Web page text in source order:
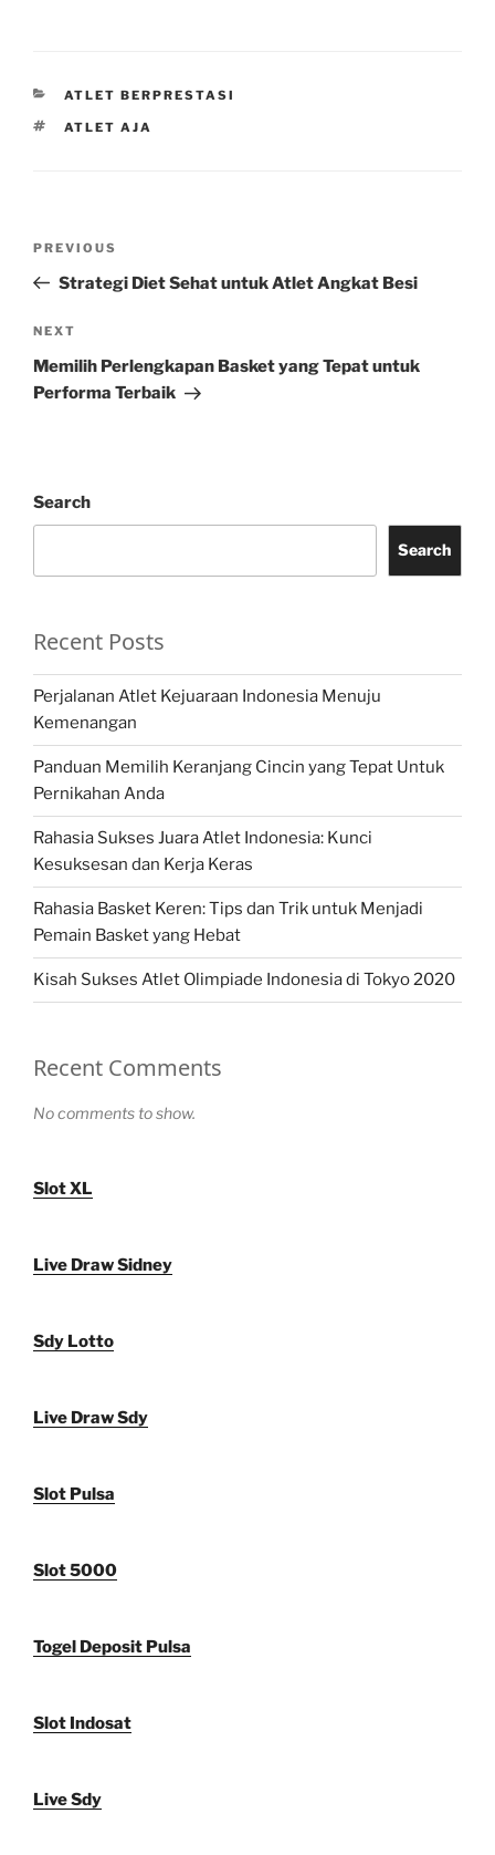
CATEGORIES
ATLET BERPRESTASI
TAGS
ATLET AJA
Previous
Post
PREVIOUS
Strategi Diet Sehat untuk Atlet Angkat Besi
Next
Post
NEXT
Memilih Perlengkapan Basket yang Tepat untuk
Performa Terbaik
Search
Search
Recent Posts
Perjalanan Atlet Kejuaraan Indonesia Menuju
Kemenangan
Panduan Memilih Keranjang Cincin yang Tepat Untuk
Pernikahan Anda
Rahasia Sukses Juara Atlet Indonesia: Kunci
Kesuksesan dan Kerja Keras
Rahasia Basket Keren: Tips dan Trik untuk Menjadi
Pemain Basket yang Hebat
Kisah Sukses Atlet Olimpiade Indonesia di Tokyo 2020
Recent Comments
No comments to show.
Slot XL
Live Draw Sidney
Sdy Lotto
Live Draw Sdy
Slot Pulsa
Slot 5000
Togel Deposit Pulsa
Slot Indosat
Live Sdy